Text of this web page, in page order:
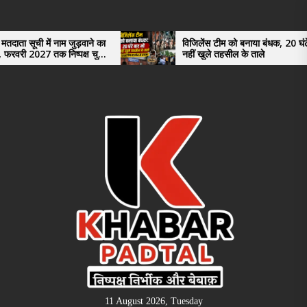
the
content
जुड़वाने का
निष्पक्ष चुनाव
विजिलेंस टीम को बनाया बंधक, 20 घंटे बाद भी
नहीं खुले तहसील के ताले
11 August 2026, Tuesday